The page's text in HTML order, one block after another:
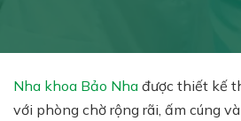
Nha khoa Bảo Nha được thiết kế
với phòng chờ rộng rãi, ấm cúng